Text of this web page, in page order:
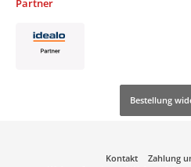
Partner
Bestellung
Kontakt
Zahlung